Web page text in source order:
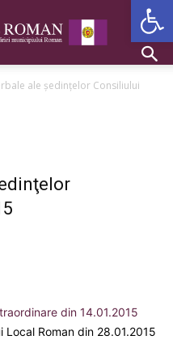
ale şedinţelor Consiliului
din 14.01.2015
Roman din 28.01.2015